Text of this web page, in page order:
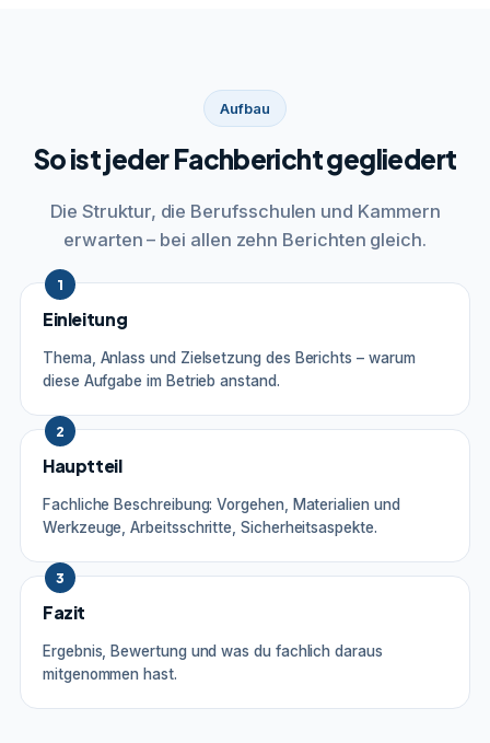
Aufbau
So ist jeder Fachbericht gegliedert
Die Struktur, die Berufsschulen und Kammern
erwarten – bei allen zehn Berichten gleich.
1
Einleitung
Thema, Anlass und Zielsetzung des Berichts – warum
diese Aufgabe im Betrieb anstand.
2
Hauptteil
Fachliche Beschreibung: Vorgehen, Materialien und
Werkzeuge, Arbeitsschritte, Sicherheitsaspekte.
3
Fazit
Ergebnis, Bewertung und was du fachlich daraus
mitgenommen hast.